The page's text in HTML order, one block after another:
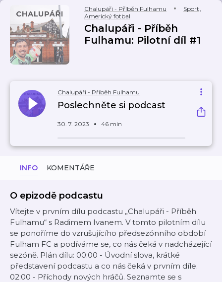
Chalupáři - Příběh Fulhamu Sport,
Americký fotbal
Chalupáři - Příběh
Fulhamu: Pilotní díl #1
Chalupáři - Příběh Fulhamu
Poslechněte si podcast
30. 7. 2023 46 min
INFO KOMENTÁŘE
O epizodě podcastu
Vítejte v prvním dílu podcastu „Chalupáři - Příběh
Fulhamu“ s Radimem Ivanem. V tomto pilotním dílu
se ponoříme do vzrušujícího předsezónního období
Fulham FC a podíváme se, co nás čeká v nadcházející
sezóně. Plán dílu: 00:00 - Úvodní slova, krátké
představení podcastu a co nás čeká v prvním díle.
02:00 - Příchody nových hráčů. Seznamte se s